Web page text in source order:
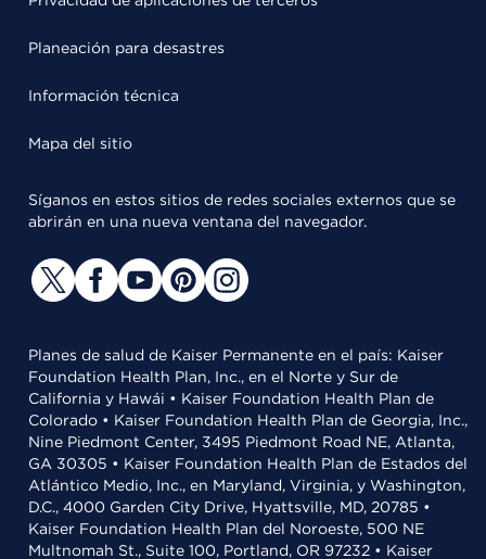
Planeación para desastres
Información técnica
Mapa del sitio
Síganos en estos sitios de redes sociales externos que se
abrirán en una nueva ventana del navegador.
Planes de salud de Kaiser Permanente en el país: Kaiser
Foundation Health Plan, Inc., en el Norte y Sur de
California y Hawái • Kaiser Foundation Health Plan de
Colorado • Kaiser Foundation Health Plan de Georgia, Inc.,
Nine Piedmont Center, 3495 Piedmont Road NE, Atlanta,
GA 30305 • Kaiser Foundation Health Plan de Estados del
Atlántico Medio, Inc., en Maryland, Virginia, y Washington,
D.C., 4000 Garden City Drive, Hyattsville, MD, 20785 •
Kaiser Foundation Health Plan del Noroeste, 500 NE
Multnomah St., Suite 100, Portland, OR 97232 • Kaiser